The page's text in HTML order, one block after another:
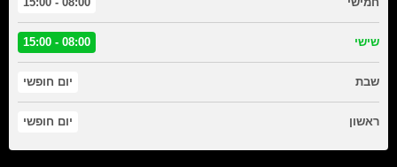
שישי 08:00 - 15:00
שבת יום חופשי
ראשון יום חופשי